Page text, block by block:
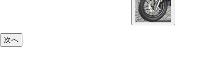
【チェックポイント１】スクエアのメーターはラ
シン的。アイドリングストップ時はインジケータ
【チェックポイント２】フルフェイスヘルメット
容量２７リットルの収納スペース。機能性もバツ
【チェックポイント３】まさかのリザーバータン
リアサスペンション。スプリングも３段レートと
【チェックポイント４】エンジンのオン・オフだ
く、ハンドルロックまでキーレス操作可能なのが
青木がねちねち取材していた営業責任者の古賀耕
（左）と、開発責任者の箕輪和也氏（右）
オンロードだけでなく、オフロードもガッツリ走
木。「想像以上に走るね！」
次へ